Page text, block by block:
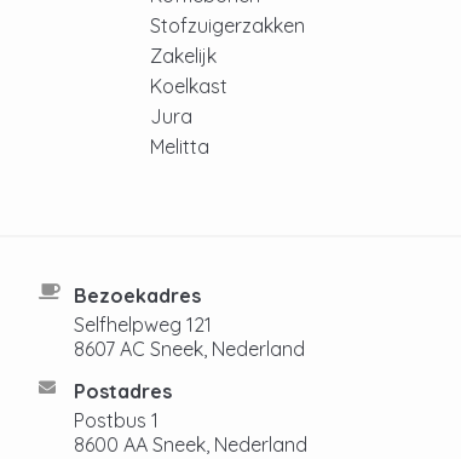
Stofzuigerzakken
Zakelijk
Koelkast
Jura
Melitta
Bezoekadres
Selfhelpweg 121
8607 AC Sneek, Nederland
Postadres
Postbus 1
8600 AA Sneek, Nederland